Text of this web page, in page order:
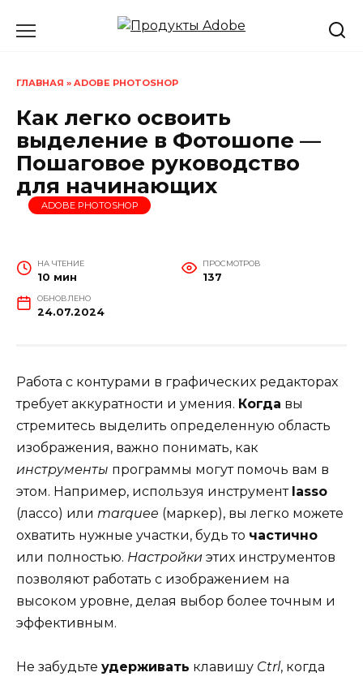
ГЛАВНАЯ » ADOBE PHOTOSHOP
Как легко освоить
выделение в Фотошопе —
Пошаговое руководство
для начинающих
ADOBE PHOTOSHOP
НА ЧТЕНИЕ
10 мин
ПРОСМОТРОВ
137
ОБНОВЛЕНО
24.07.2024
Работа с контурами в графических редакторах
требует аккуратности и умения. Когда вы
стремитесь выделить определенную область
изображения, важно понимать, как
инструменты программы могут помочь вам в
этом. Например, используя инструмент lasso
(лассо) или marquee (маркер), вы легко можете
охватить нужные участки, будь то частично
или полностью. Настройки этих инструментов
позволяют работать с изображением на
высоком уровне, делая выбор более точным и
эффективным.
Не забудьте удерживать клавишу Ctrl, когда